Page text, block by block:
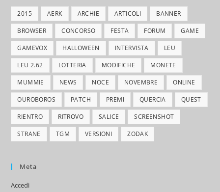
2015 AERK ARCHIE ARTICOLI BANNER
BROWSER CONCORSO FESTA FORUM GAME
GAMEVOX HALLOWEEN INTERVISTA LEU
LEU 2.62 LOTTERIA MODIFICHE MONETE
MUMMIE NEWS NOCE NOVEMBRE ONLINE
OUROBOROS PATCH PREMI QUERCIA QUEST
RIENTRO RITROVO SALICE SCREENSHOT
STRANE TGM VERSIONI ZODAK
Meta
Accedi